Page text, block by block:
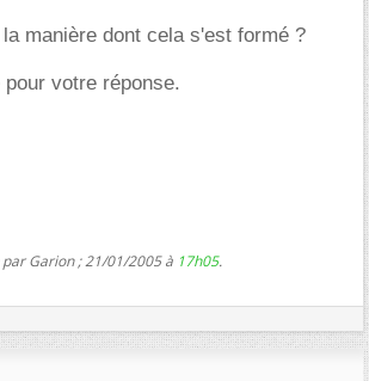
manière dont cela s'est formé ?
votre réponse.
Garion ; 21/01/2005 à 17h05.